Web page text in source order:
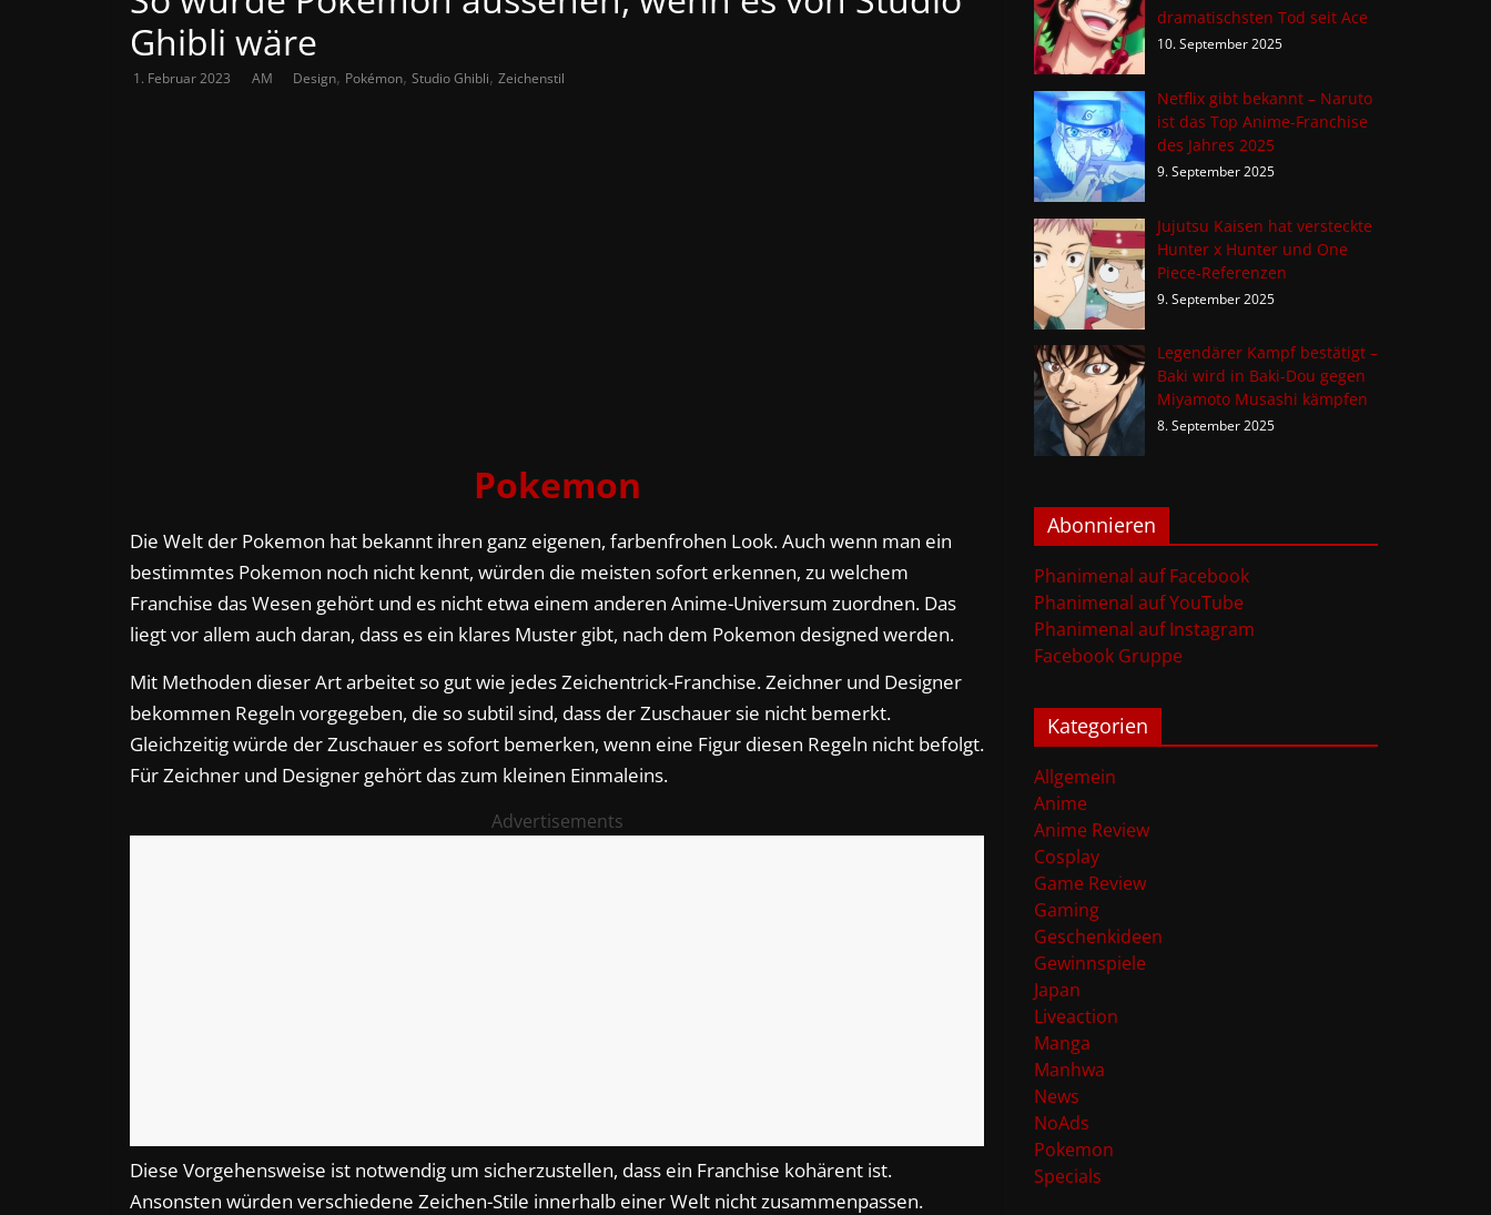
Ghibli wäre
1. Februar 2023 AM Design, Pokémon, Studio Ghibli, Zeichenstil
Pokemon
Die Welt der Pokemon hat bekannt ihren ganz eigenen, farbenfrohen Look. Auch wenn man ein
bestimmtes Pokemon noch nicht kennt, würden die meisten sofort erkennen, zu welchem
Franchise das Wesen gehört und es nicht etwa einem anderen Anime-Universum zuordnen. Das
liegt vor allem auch daran, dass es ein klares Muster gibt, nach dem Pokemon designed werden.
Mit Methoden dieser Art arbeitet so gut wie jedes Zeichentrick-Franchise. Zeichner und Designer
bekommen Regeln vorgegeben, die so subtil sind, dass der Zuschauer sie nicht bemerkt.
Gleichzeitig würde der Zuschauer es sofort bemerken, wenn eine Figur diesen Regeln nicht befolgt.
Für Zeichner und Designer gehört das zum kleinen Einmaleins.
Advertisements
Diese Vorgehensweise ist notwendig um sicherzustellen, dass ein Franchise kohärent ist.
Ansonsten würden verschiedene Zeichen-Stile innerhalb einer Welt nicht zusammenpassen.
dramatischsten Tod seit Ace
10. September 2025
Netflix gibt bekannt – Naruto
ist das Top Anime-Franchise
des Jahres 2025
9. September 2025
Jujutsu Kaisen hat versteckte
Hunter x Hunter und One
Piece-Referenzen
9. September 2025
Legendärer Kampf bestätigt –
Baki wird in Baki-Dou gegen
Miyamoto Musashi kämpfen
8. September 2025
Abonnieren
Phanimenal auf Facebook
Phanimenal auf YouTube
Phanimenal auf Instagram
Facebook Gruppe
Kategorien
Allgemein
Anime
Anime Review
Cosplay
Game Review
Gaming
Geschenkideen
Gewinnspiele
Japan
Liveaction
Manga
Manhwa
News
NoAds
Pokemon
Specials